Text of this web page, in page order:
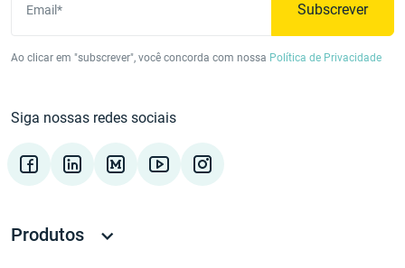
Email* Subscrever
Ao clicar em "subscrever", você concorda com nossa Política de Privacidade
Siga nossas redes sociais
Produtos